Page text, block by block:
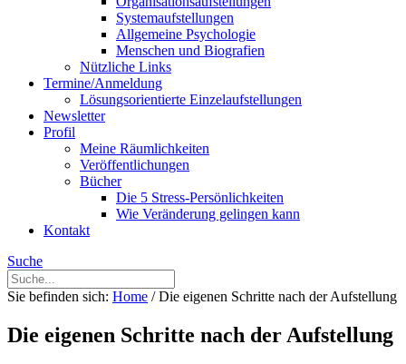
Systemaufstellungen
Allgemeine Psychologie
Menschen und Biografien
Nützliche Links
Termine/Anmeldung
Lösungsorientierte Einzelaufstellungen
Newsletter
Profil
Meine Räumlichkeiten
Veröffentlichungen
Bücher
Die 5 Stress-Persönlichkeiten
Wie Veränderung gelingen kann
Kontakt
Suche
Sie befinden sich: Home / Die eigenen Schritte nach der Aufstellung
Die eigenen Schritte nach der Aufstellung